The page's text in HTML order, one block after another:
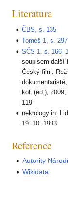
Literatura
ČBS, s. 135
Tomeš 1, s. 297
SČS 1, s.
soupisem další
Český film.
kol. (ed.),
119
nekrology in:
19. 10. 1993
Reference
Autority
Wikidata